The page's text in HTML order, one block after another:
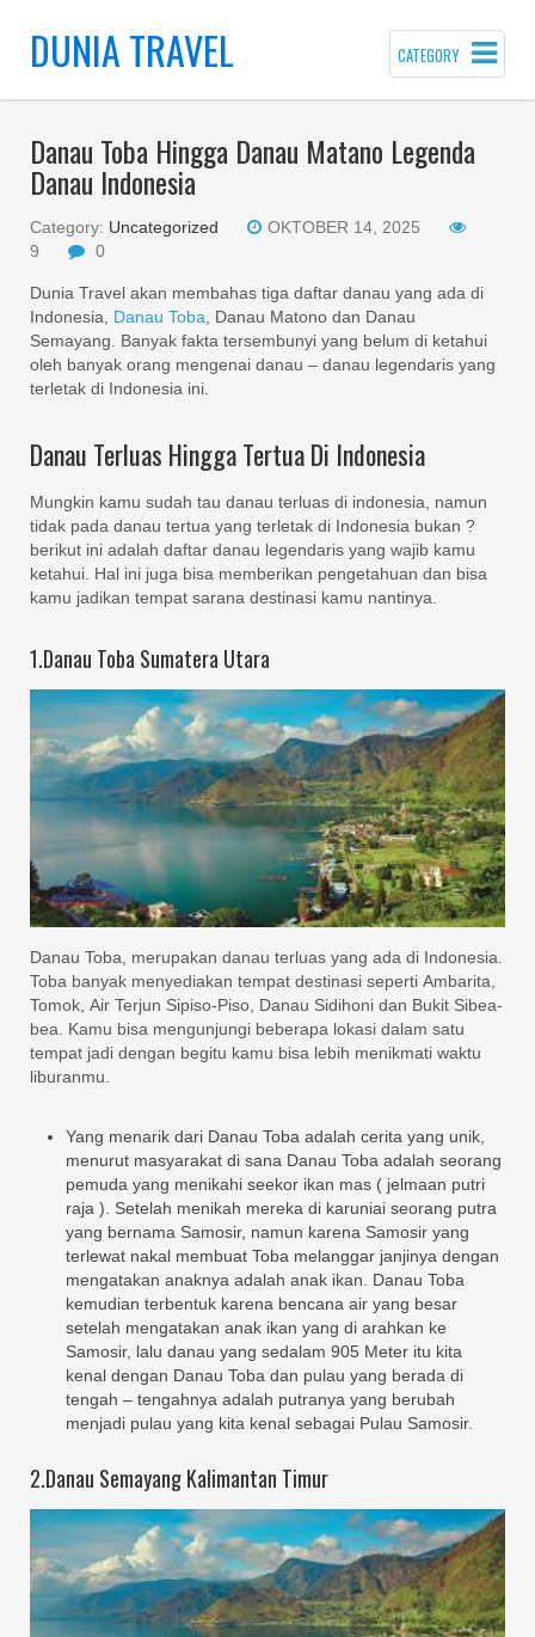
DUNIA TRAVEL CATEGORY
Danau Toba Hingga Danau Matano Legenda
Danau Indonesia
Category: Uncategorized
OKTOBER 14, 2025
9
0
Dunia Travel akan membahas tiga daftar danau yang ada di
Indonesia, Danau Toba , Danau Matono dan Danau
Semayang. Banyak fakta tersembunyi yang belum di ketahui
oleh banyak orang mengenai danau – danau legendaris yang
terletak di Indonesia ini.
Danau Terluas Hingga Tertua Di Indonesia
Mungkin kamu sudah tau danau terluas di indonesia, namun
tidak pada danau tertua yang terletak di Indonesia bukan ?
berikut ini adalah daftar danau legendaris yang wajib kamu
ketahui. Hal ini juga bisa memberikan pengetahuan dan bisa
kamu jadikan tempat sarana destinasi kamu nantinya.
1.Danau Toba Sumatera Utara
Danau Toba, merupakan danau terluas yang ada di Indonesia.
Toba banyak menyediakan tempat destinasi seperti Ambarita,
Tomok, Air Terjun Sipiso-Piso, Danau Sidihoni dan Bukit Sibea-
bea. Kamu bisa mengunjungi beberapa lokasi dalam satu
tempat jadi dengan begitu kamu bisa lebih menikmati waktu
liburanmu.
Yang menarik dari Danau Toba adalah cerita yang unik,
menurut masyarakat di sana Danau Toba adalah seorang
pemuda yang menikahi seekor ikan mas ( jelmaan putri
raja ). Setelah menikah mereka di karuniai seorang putra
yang bernama Samosir, namun karena Samosir yang
terlewat nakal membuat Toba melanggar janjinya dengan
mengatakan anaknya adalah anak ikan. Danau Toba
kemudian terbentuk karena bencana air yang besar
setelah mengatakan anak ikan yang di arahkan ke
Samosir, lalu danau yang sedalam 905 Meter itu kita
kenal dengan Danau Toba dan pulau yang berada di
tengah – tengahnya adalah putranya yang berubah
menjadi pulau yang kita kenal sebagai Pulau Samosir.
2.Danau Semayang Kalimantan Timur